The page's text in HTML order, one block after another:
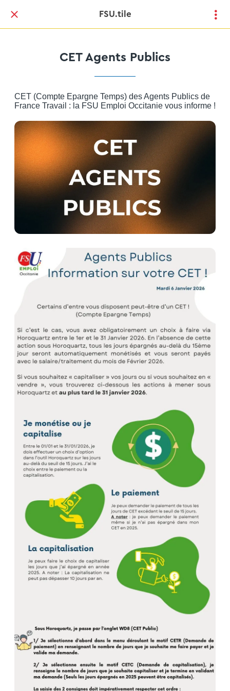
FSU.tile
CET Agents Publics
CET (Compte Epargne Temps) des Agents Publics de
France Travail : la FSU Emploi Occitanie vous informe !